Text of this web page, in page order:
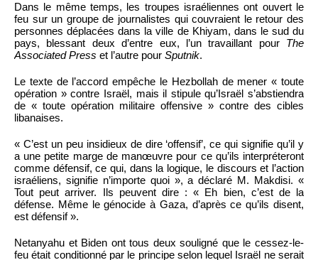
Dans le même temps, les troupes israéliennes ont ouvert le
feu sur un groupe de journalistes qui couvraient le retour des
personnes déplacées dans la ville de Khiyam, dans le sud du
pays, blessant deux d’entre eux, l’un travaillant pour The
Associated Press et l’autre pour Sputnik.
Le texte de l’accord empêche le Hezbollah de mener « toute
opération » contre Israël, mais il stipule qu’Israël s’abstiendra
de « toute opération militaire offensive » contre des cibles
libanaises.
« C’est un peu insidieux de dire ‘offensif’, ce qui signifie qu’il y
a une petite marge de manœuvre pour ce qu’ils interpréteront
comme défensif, ce qui, dans la logique, le discours et l’action
israéliens, signifie n’importe quoi », a déclaré M. Makdisi. «
Tout peut arriver. Ils peuvent dire : « Eh bien, c’est de la
défense. Même le génocide à Gaza, d’après ce qu’ils disent,
est défensif ».
Netanyahu et Biden ont tous deux souligné que le cessez-le-
feu était conditionné par le principe selon lequel Israël ne serait